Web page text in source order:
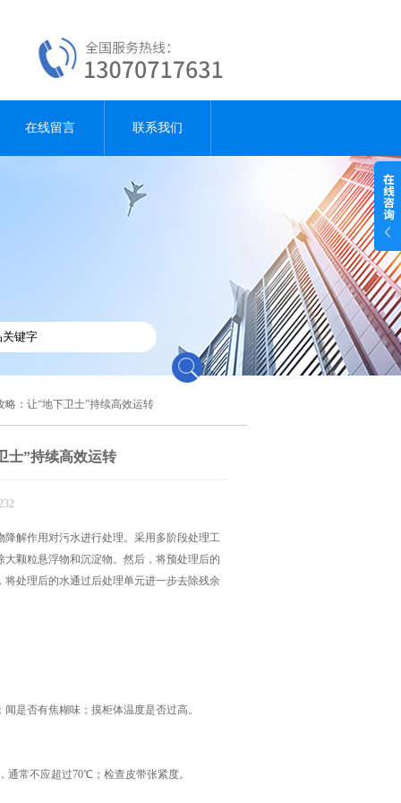
在线留言 联系我们
：让“地下卫士”持续高效运转
士”持续高效运转
解作用对污水进行处理。采用多阶段处理工
颗粒悬浮物和沉淀物。然后，将预处理后的
处理后的水通过后处理单元进一步去除残余
是否有焦糊味；摸柜体温度是否过高。
常不应超过70℃；检查皮带张紧度。